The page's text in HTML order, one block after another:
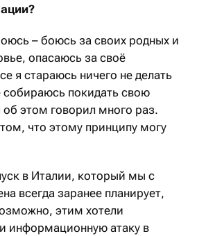
– боюсь за своих родных и
опасаюсь за своё
я стараюсь ничего не делать
собираюсь покидать свою
об этом говорил много раз.
что этому принципу могу
в Италии, который мы с
всегда заранее планирует,
этим хотели
информационную атаку в